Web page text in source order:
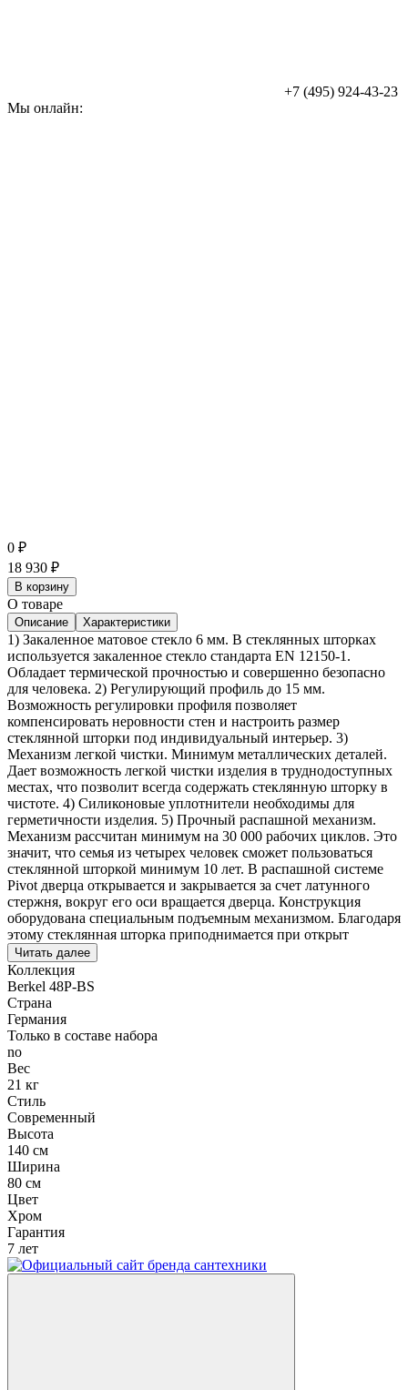
+7 (495) 924-43-23
Мы онлайн:
0 ₽
18 930 ₽
В корзину
О товаре
Описание Характеристики
1) Закаленное матовое стекло 6 мм. В стеклянных шторках
используется закаленное стекло стандарта EN 12150-1.
Обладает термической прочностью и совершенно безопасно
для человека. 2) Регулирующий профиль до 15 мм.
Возможность регулировки профиля позволяет
компенсировать неровности стен и настроить размер
стеклянной шторки под индивидуальный интерьер. 3)
Механизм легкой чистки. Минимум металлических деталей.
Дает возможность легкой чистки изделия в труднодоступных
местах, что позволит всегда содержать стеклянную шторку в
чистоте. 4) Силиконовые уплотнители необходимы для
герметичности изделия. 5) Прочный распашной механизм.
Механизм рассчитан минимум на 30 000 рабочих циклов. Это
значит, что семья из четырех человек сможет пользоваться
стеклянной шторкой минимум 10 лет. В распашной системе
Pivot дверца открывается и закрывается за счет латунного
стержня, вокруг его оси вращается дверца. Конструкция
оборудована специальным подъемным механизмом. Благодаря
этому стеклянная шторка приподнимается при открыт
Читать далее
Коллекция
Berkel 48P-BS
Страна
Германия
Только в составе набора
no
Вес
21 кг
Стиль
Современный
Высота
140 см
Ширина
80 см
Цвет
Хром
Гарантия
7 лет